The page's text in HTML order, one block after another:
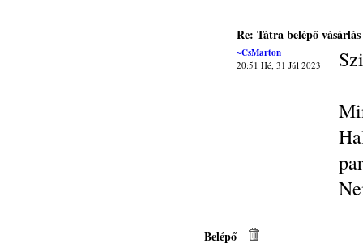
Re: Tátra belépő vásárlás
~CsMarton
20:51 Hé, 31 Júl 2023
Belépő